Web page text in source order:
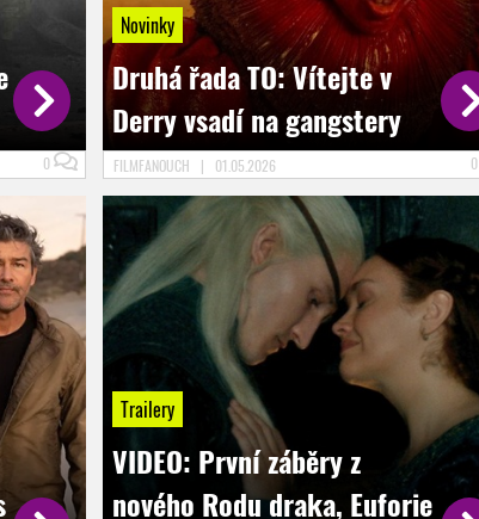
0
Novinky
Druhá řada TO: Vítejte v
Derry vsadí na gangstery
FILMFANOUCH | 01.05.2026 0
Trailery
VIDEO: První záběry z
nového Rodu draka, Euforie